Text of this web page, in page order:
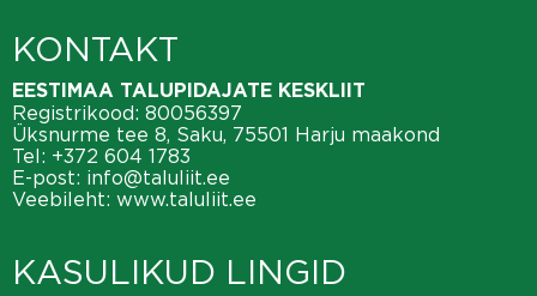
KONTAKT
EESTIMAA TALUPIDAJATE KESKLIIT
Registrikood: 80056397
Üksnurme tee 8, Saku, 75501 Harju maakond
Tel: +372 604 1783
E-post: info@taluliit.ee
Veebileht: www.taluliit.ee
KASULIKUD LINGID